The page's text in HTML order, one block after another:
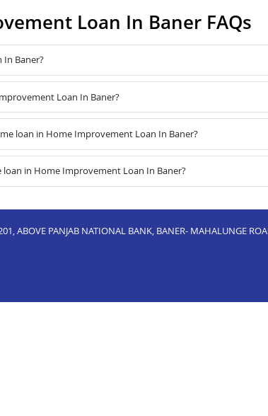
Loan In Baner FAQs
Baner?
Loan In Baner?
loan in Home Improvement Loan In Baner?
in Home Improvement Loan In Baner?
ABOVE PANJAB NATIONAL BANK, BANER- MAHALUNGE